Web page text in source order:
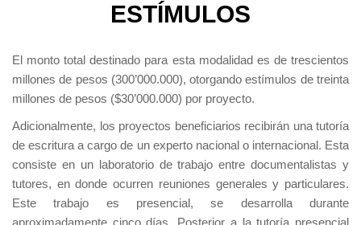
ESTÍMULOS
El monto total destinado para esta modalidad es de trescientos
millones de pesos (300’000.000), otorgando estímulos de treinta
millones de pesos ($30’000.000) por proyecto.
Adicionalmente, los proyectos beneficiarios recibirán una tutoría
de escritura a cargo de un experto nacional o internacional. Esta
consiste en un laboratorio de trabajo entre documentalistas y
tutores, en donde ocurren reuniones generales y particulares.
Este trabajo es presencial, se desarrolla durante